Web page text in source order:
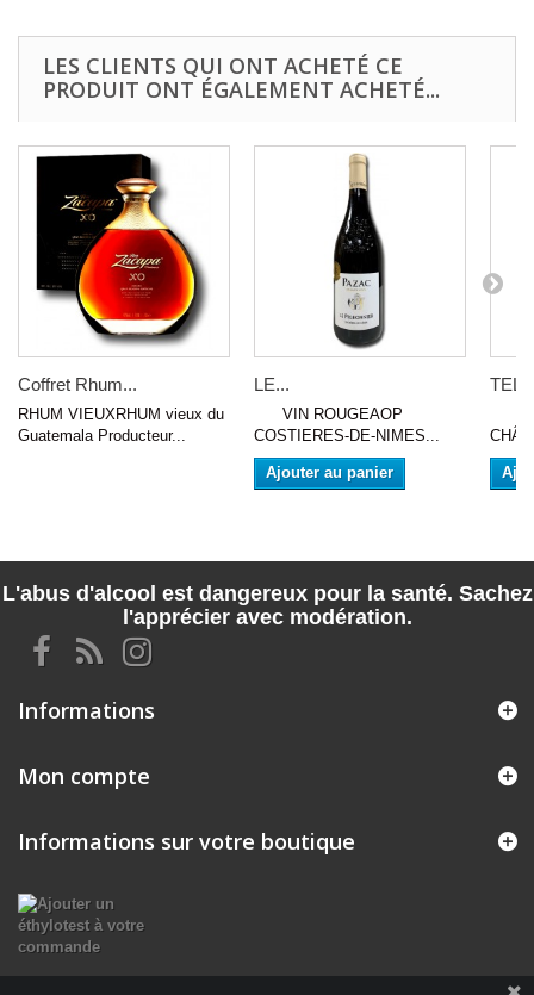
LES CLIENTS QUI ONT ACHETÉ CE
PRODUIT ONT ÉGALEMENT ACHETÉ...
Coffret Rhum...
RHUM VIEUXRHUM vieux du
Guatemala Producteur...
LE...
VIN ROUGEAOP
COSTIERES-DE-NIMES...
Ajouter au panier
L'abus d'alcool est dangereux pour la santé. Sachez
l'apprécier avec modération.
Informations
Mon compte
Informations sur votre boutique